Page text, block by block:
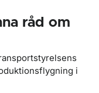
råd om
i